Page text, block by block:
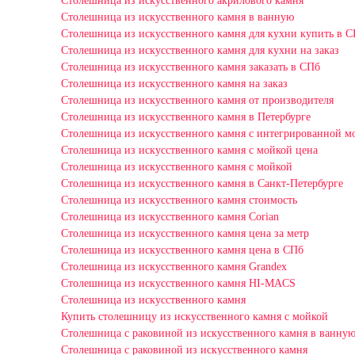
Столешница из искусственного камня в ванную
Столешница из искусственного камня для кухни купить в
Столешница из искусственного камня для кухни на заказ
Столешница из искусственного камня заказать в СПб
Столешница из искусственного камня на заказ
Столешница из искусственного камня от производителя
Столешница из искусственного камня в Петербурге
Столешница из искусственного камня с интегрированной
Столешница из искусственного камня с мойкой цена
Столешница из искусственного камня с мойкой
Столешница из искусственного камня в Санкт-Петербурге
Столешница из искусственного камня стоимость
Столешница из искусственного камня Сorian
Столешница из искусственного камня цена за метр
Столешница из искусственного камня цена в СПб
Столешница из искусственного камня Grandex
Столешница из искусственного камня HI-MACS
Столешница из искусственного камня
Купить столешницу из искусственного камня с мойкой
Столешница с раковиной из искусственного камня в ванную
Столешница с раковиной из искусственного камня